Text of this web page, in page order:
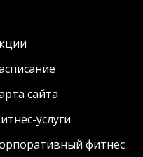
сайта
услуги
фитнес